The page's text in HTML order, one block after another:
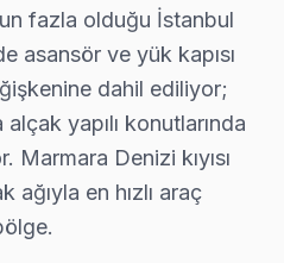
ULED ve Laser panel
HDMI, USB ve optik ses
servis ekibimizle yerinde
ve Sonrası Destek
Belgesi - 1 Yıl Parça
müşterilerimize verdiğimiz
fazla olduğu İstanbul
asansör ve yük kapısı
dahil ediliyor;
yapılı konutlarında
Marmara Denizi kıyısı
ağıyla en hızlı araç